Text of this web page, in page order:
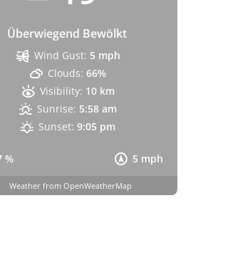
Überwiegend Bewölkt
% 5 mph
Wind Gust: 5 mph
Clouds: 66%
Visibility: 10 km
Sunrise: 5:58 am
Sunset: 9:05 pm
Weather from OpenWeatherMap